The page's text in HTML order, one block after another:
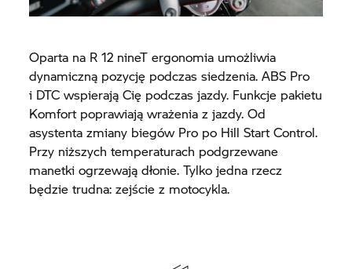
Oparta na R 12 nineT ergonomia umożliwia
dynamiczną pozycję podczas siedzenia. ABS Pro
i DTC wspierają Cię podczas jazdy. Funkcje pakietu
Komfort poprawiają wrażenia z jazdy. Od
asystenta zmiany biegów Pro po Hill Start Control.
Przy niższych temperaturach podgrzewane
manetki ogrzewają dłonie. Tylko jedna rzecz
będzie trudna: zejście z motocykla.